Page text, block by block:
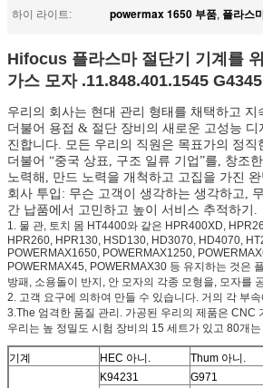
하이 라이트:
powermax 1650 부품, 플라스
Hifocus 플라스마 절단기 기계를
가스 모자 .11.848.401.1545 G4345
우리의 회사는 현대 관리 형태를 채택하고
더불어 용접 & 절단 장비의 새로운 고성능 디
진합니다. 모든 우리의 직원은 목표가의 정직
더불어 “중국 상표, 구조 일류 기업”를, 창조
노력해, 만드 노력을 개척하고 고집을 가진
회사 투입: 무슨 고객이 생각하는 생각하고,
간 납품에서 고민하고 높이 서비스 추적하기.
1. 물 관, 토치 몸 HT4400와 같은 HPR400XD,
HPR260, HPR130, HSD130, HD3070, HD4070,
POWERMAX1650, POWERMAX1250,
POWERMAX45, POWERMAX30 등 유지하는 것은
방패, 소용돌이 반지, 안 모자의 각종 모형을, 모자를
2. 고객 요구에 의하여 만들 수 있습니다. 거의 각 부
3.The 엄격한 품질 관리. 가공된 우리의 제품은 CNC
우리는 높 정밀도 시험 장비의 15 세트가 있고 80개
기계 HEC 아니. Thum 아니.
K94231 G971